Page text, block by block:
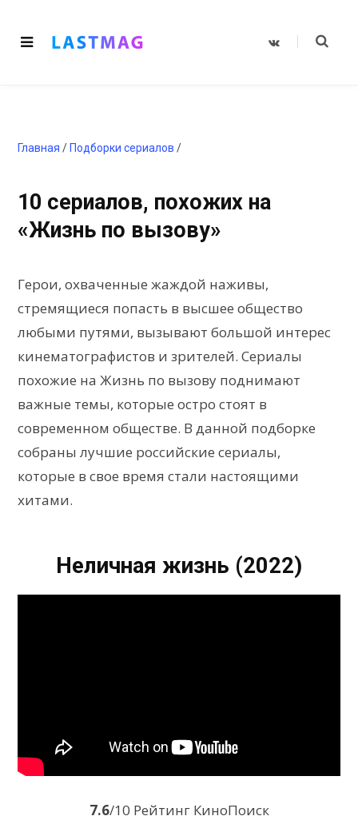
V
Главная / Подборки сериалов /
10 сериалов, похожих на
«Жизнь по вызову»
Герои, охваченные жаждой наживы,
стремящиеся попасть в высшее общество
любыми путями, вызывают большой интерес
кинематографистов и зрителей. Сериалы
похожие на Жизнь по вызову поднимают
важные темы, которые остро стоят в
современном обществе. В данной подборке
собраны лучшие российские сериалы,
которые в свое время стали настоящими
хитами.
Неличная жизнь (2022)
7.6/10 Рейтинг КиноПоиск